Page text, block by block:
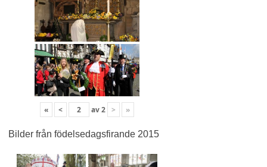
« < av2 > »
Bilder från födelsedagsfirande 2015